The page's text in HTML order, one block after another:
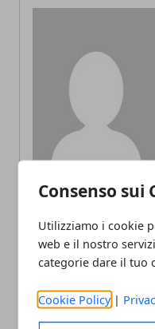
Consenso sui
Utilizziamo i cookie
web e il nostro
categorie dare il tuo
Cookie Policy |
ARTICOLI CORRELATI